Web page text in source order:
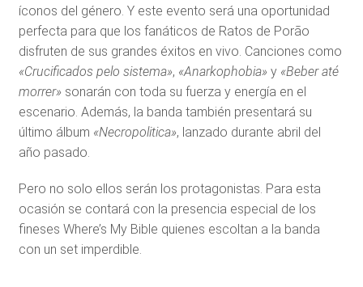
íconos del género. Y este evento será una oportunidad
perfecta para que los fanáticos de Ratos de Porão
disfruten de sus grandes éxitos en vivo. Canciones como
«Crucificados pelo sistema», «Anarkophobia»y «Beber até
morrer»sonarán con toda su fuerza y energía en el
escenario. Además, la banda también presentará su
último álbum «Necropolitica», lanzado durante abril del
año pasado.
Pero no solo ellos serán los protagonistas. Para esta
ocasión se contará con la presencia especial de los
fineses Where’s My Bible quienes escoltan a la banda
con un set imperdible.